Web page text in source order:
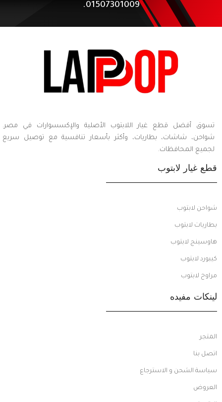
01507301009.
تسوق أفضل قطع غيار اللابتوب الأصلية والإكسسوارات في مصر.
شواحن، شاشات، بطاريات، وأكثر بأسعار تنافسية مع توصيل سريع
لجميع المحافظات.
قطع غيار لابتوب
شواحن لابتوب
بطاريات لابتوب
هاوسينج لابتوب
كيبورد لابتوب
مراوح لابتوب
لينكات مفيده
المتجر
اتصل بنا
سياسة الشحن و الاسترجاع
العروض